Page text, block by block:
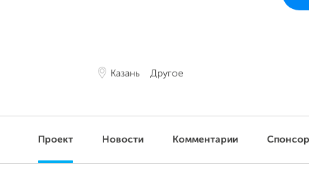
Казань Другое
Проект Новости Комментарии